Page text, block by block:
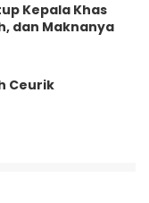
Kepala Khas
dan Maknanya
Ceurik